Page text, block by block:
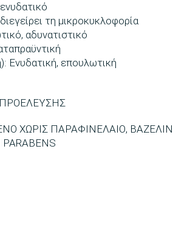
τη μικροκυκλοφορία
αδυνατιστικό
Ενυδατική, επουλωτική
ΠΡΟΕΛΕΥΣΗΣ
ΧΩΡΙΣ ΠΑΡΑΦΙΝΕΛΑΙΟ,